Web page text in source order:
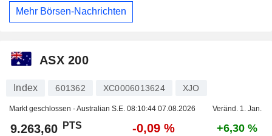
Mehr Börsen-Nachrichten
ASX 200
Index 601362 XC0006013624 XJO
Markt geschlossen - Australian S.E. 08:10:44 07.08.2026 Veränd. 1. Jan.
9.263,60 PTS -0,09 % +6,30 %